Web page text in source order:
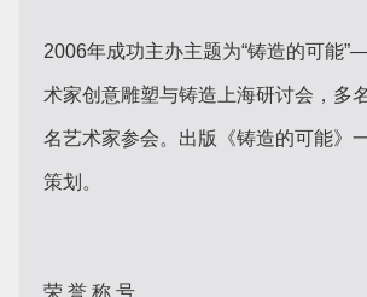
2006年成功主办主题为“铸造的可能
术家创意雕塑与铸造上海研讨会，多
名艺术家参会。出版《铸造的可能》
策划。
荣 誉 称 号